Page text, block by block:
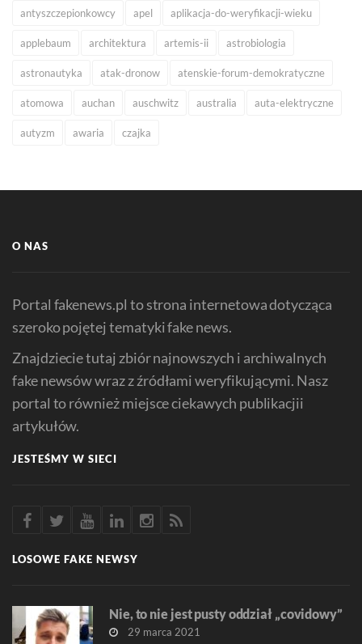
antyszczepionkowcy apel aplikacja-do-weryfikacji-wieku
applebaum architektura artemis-ii astrobiologia
astronautyka atak-dronow atenskie-forum-demokratyczne
atomowa auchan auschwitz australia auta-elektryczne
autyzm awaria czajka
O NAS
Portal fakenews.pl to strona internetowa dotycząca
szeroko pojętej tematyki fake news.
Znajdziecie tutaj zbiór najnowszych i archiwalnych
fake newsów wraz z źródłami weryfikującymi. Nasz
portal to również miejsce ciekawych publikacjii
artykułów.
JESTEŚMY W SIECI
LOSOWE FAKE NEWSY
Nie, to nie jest pusty oddział „covidowy”
29 marca 2021